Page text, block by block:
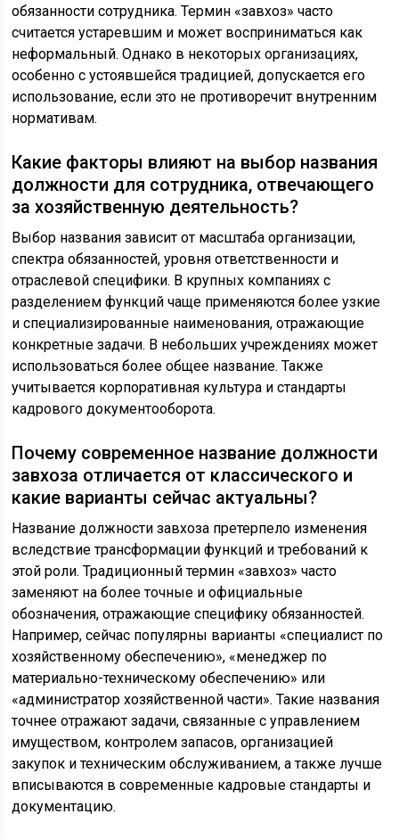
обязанности сотрудника. Термин «завхоз» часто
считается устаревшим и может восприниматься как
неформальный. Однако в некоторых организациях,
особенно с устоявшейся традицией, допускается его
использование, если это не противоречит внутренним
нормативам.
Какие факторы влияют на выбор названия
должности для сотрудника, отвечающего
за хозяйственную деятельность?
Выбор названия зависит от масштаба организации,
спектра обязанностей, уровня ответственности и
отраслевой специфики. В крупных компаниях с
разделением функций чаще применяются более узкие
и специализированные наименования, отражающие
конкретные задачи. В небольших учреждениях может
использоваться более общее название. Также
учитывается корпоративная культура и стандарты
кадрового документооборота.
Почему современное название должности
завхоза отличается от классического и
какие варианты сейчас актуальны?
Название должности завхоза претерпело изменения
вследствие трансформации функций и требований к
этой роли. Традиционный термин «завхоз» часто
заменяют на более точные и официальные
обозначения, отражающие специфику обязанностей.
Например, сейчас популярны варианты «специалист по
хозяйственному обеспечению», «менеджер по
материально-техническому обеспечению» или
«администратор хозяйственной части». Такие названия
точнее отражают задачи, связанные с управлением
имуществом, контролем запасов, организацией
закупок и техническим обслуживанием, а также лучше
вписываются в современные кадровые стандарты и
документацию.